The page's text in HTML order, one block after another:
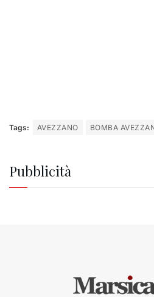
Tags: AVEZZANO BOMBA
Pubblicità